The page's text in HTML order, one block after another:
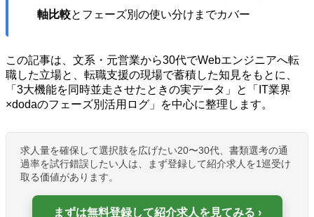
軸比較とフェーズ別の使い分けまでカバー
この記事は、文系・元営業から30代でWebエンジニアへ転
職した立場と、転職支援の現場で蓄積した知見をもとに、
「3大機能を同時並走させたときの実データ」と「IT業界
×dodaのフェーズ別活用ログ」を中心に整理します。
求人量を確保して選択肢を広げたい20〜30代、書類選考の通
過率を試行錯誤したい人は、まず登録して紹介求人を1巡受け
取る価値があります。
まずは無料登録して紹介求人を見てみる